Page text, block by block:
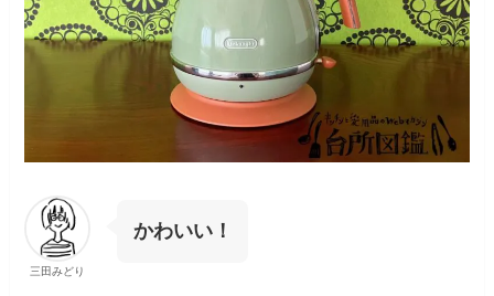
三田みどり
かわいい！